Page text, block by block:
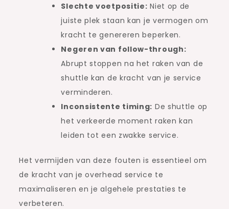
Slechte voetpositie: Niet op de
juiste plek staan kan je vermogen om
kracht te genereren beperken.
Negeren van follow-through:
Abrupt stoppen na het raken van de
shuttle kan de kracht van je service
verminderen.
Inconsistente timing: De shuttle op
het verkeerde moment raken kan
leiden tot een zwakke service.
Het vermijden van deze fouten is essentieel om
de kracht van je overhead service te
maximaliseren en je algehele prestaties te
verbeteren.